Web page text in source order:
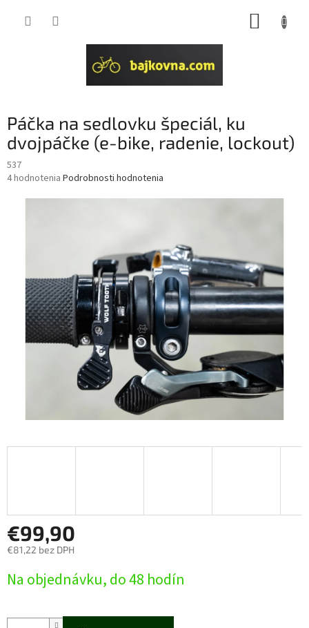
Páčka na sedlovku špeciál, ku
dvojpáčke (e-bike, radenie, lockout)
537
Priemerné
4 hodnotenia Podrobnosti hodnotenia
€99,90
€81,22 bez DPH
cena:
Na objednávku, do 48 hodín